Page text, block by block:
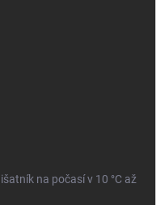
na počasí v 10 °C až